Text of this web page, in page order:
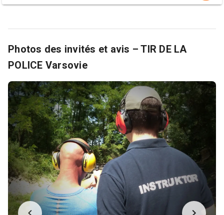
Photos des invités et avis – TIR DE LA
POLICE Varsovie